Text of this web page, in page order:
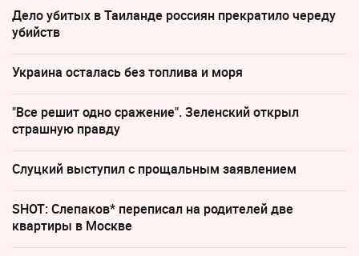
Дело убитых в Таиланде россиян прекратило череду
убийств
Украина осталась без топлива и моря
"Все решит одно сражение". Зеленский открыл
страшную правду
Слуцкий выступил с прощальным заявлением
SHOT: Слепаков* переписал на родителей две
квартиры в Москве